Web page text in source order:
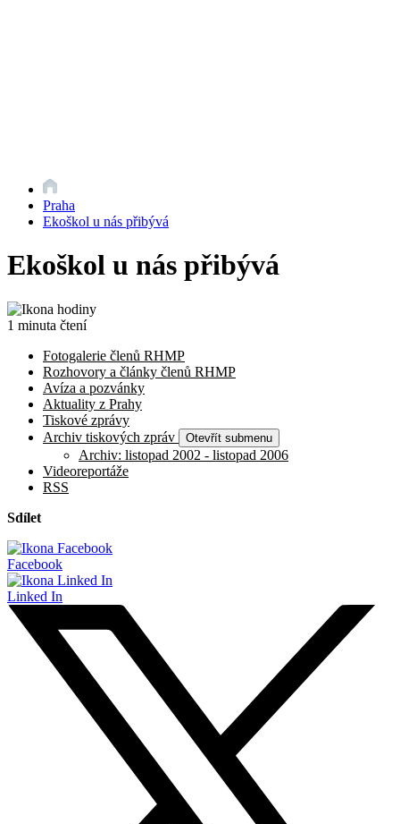
Praha
Ekoškol u nás přibývá
Ekoškol u nás přibývá
1 minuta čtení
Fotogalerie členů RHMP
Rozhovory a články členů RHMP
Avíza a pozvánky
Aktuality z Prahy
Tiskové zprávy
Archiv tiskových zpráv
Otevřít submenu
Archiv: listopad 2002 - listopad 2006
Videoreportáže
RSS
Sdílet
Facebook
Linked In